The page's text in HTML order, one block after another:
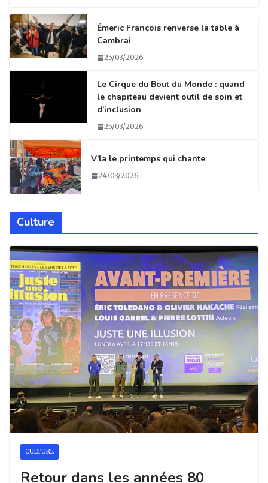
st
a
g
ra
m
c
e
b
o
e
dI
g
er
Émeric François renverse la table à
Cambrai
25/03/2026
Le Cirque du Bout du Monde : quand
le chapiteau devient outil de soin et
d’inclusion
25/03/2026
V’la le printemps qui chante
24/03/2026
Culture
CULTURE
Retour dans les années 80